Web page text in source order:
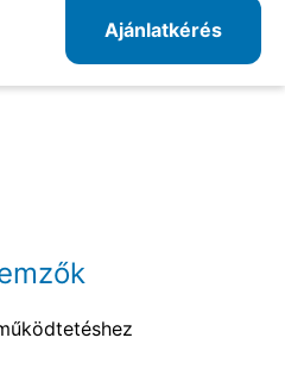
Ajánlatkérés